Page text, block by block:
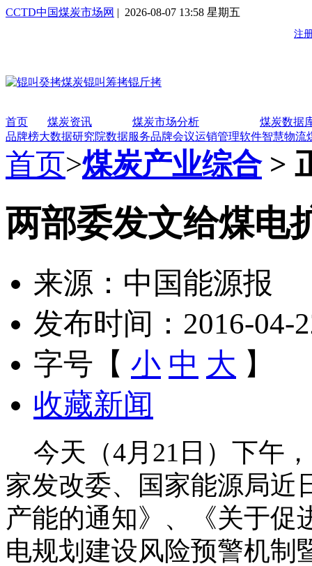
CCTD中国煤炭市场网 | 2026-08-07 13:58 星期五
首页 煤炭资讯 煤炭市场分析
煤炭数据
品牌榜大数据研究院数据服务品牌会议运销管理软件智慧物流
首页>煤炭产业综合>
两部委发文给煤电
来源：中国能源报
发布时间：2016-04-
字号【 小 中 大 】
收藏新闻
今天（4月21日）下午
家发改委、国家能源局近
产能的通知》、《关于促
电规划建设风险预警机制